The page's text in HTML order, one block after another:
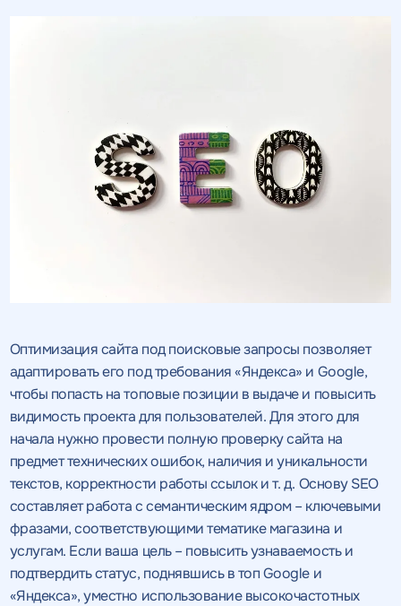
Оптимизация сайта под поисковые запросы позволяет
адаптировать его под требования «Яндекса» и Google,
чтобы попасть на топовые позиции в выдаче и повысить
видимость проекта для пользователей. Для этого для
начала нужно провести полную проверку сайта на
предмет технических ошибок, наличия и уникальности
текстов, корректности работы ссылок и т. д. Основу SEO
составляет работа с семантическим ядром – ключевыми
фразами, соответствующими тематике магазина и
услугам. Если ваша цель – повысить узнаваемость и
подтвердить статус, поднявшись в топ Google и
«Яндекса», уместно использование высокочастотных